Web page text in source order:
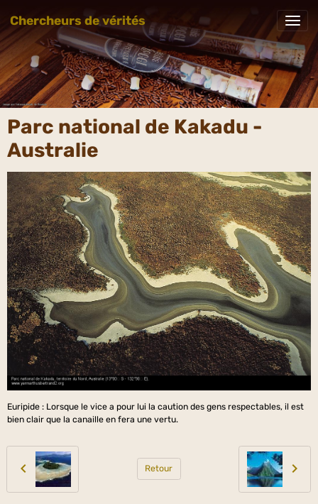
Chercheurs de vérités
Parc national de Kakadu -
Australie
Euripide : Lorsque le vice a pour lui la caution des gens respectables, il est
bien clair que la canaille en fera une vertu.
Retour